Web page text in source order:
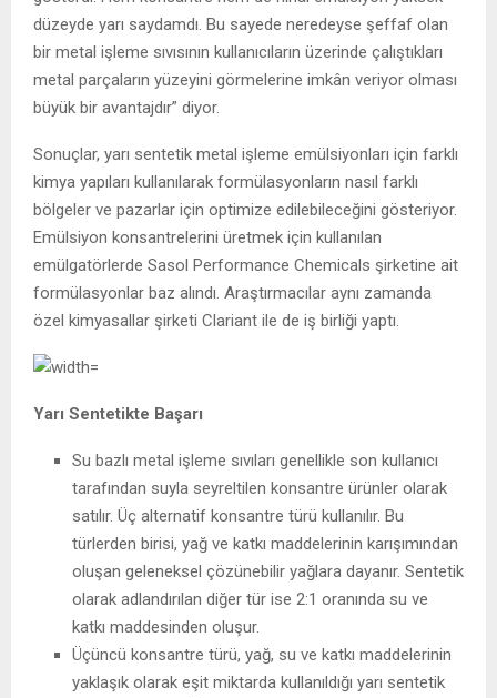
düzeyde yarı saydamdı. Bu sayede neredeyse şeffaf olan
bir metal işleme sıvısının kullanıcıların üzerinde çalıştıkları
metal parçaların yüzeyini görmelerine imkân veriyor olması
büyük bir avantajdır” diyor.
Sonuçlar, yarı sentetik metal işleme emülsiyonları için farklı
kimya yapıları kullanılarak formülasyonların nasıl farklı
bölgeler ve pazarlar için optimize edilebileceğini gösteriyor.
Emülsiyon konsantrelerini üretmek için kullanılan
emülgatörlerde Sasol Performance Chemicals şirketine ait
formülasyonlar baz alındı. Araştırmacılar aynı zamanda
özel kimyasallar şirketi Clariant ile de iş birliği yaptı.
Yarı Sentetikte Başarı
Su bazlı metal işleme sıvıları genellikle son kullanıcı
tarafından suyla seyreltilen konsantre ürünler olarak
satılır. Üç alternatif konsantre türü kullanılır. Bu
türlerden birisi, yağ ve katkı maddelerinin karışımından
oluşan geleneksel çözünebilir yağlara dayanır. Sentetik
olarak adlandırılan diğer tür ise 2:1 oranında su ve
katkı maddesinden oluşur.
Üçüncü konsantre türü, yağ, su ve katkı maddelerinin
yaklaşık olarak eşit miktarda kullanıldığı yarı sentetik